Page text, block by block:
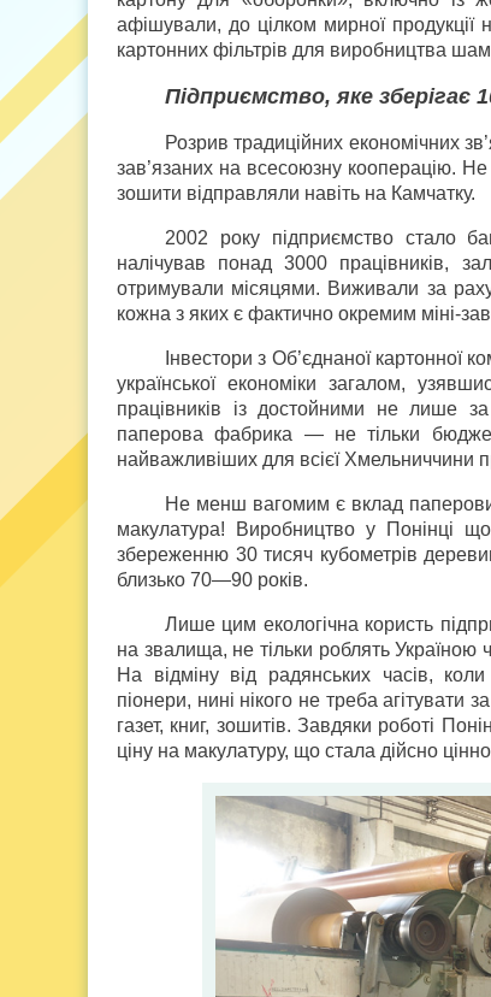
афішували, до цілком мирної
картонних фільтрів для виробництва
Підприємство, яке зберігає
Розрив традиційних економічних
зав’язаних на всесоюзну кооперацію.
зошити відправляли навіть на Камчатку.
2002 року підприємство стало
налічував понад 3000 працівників,
отримували місяцями. Виживали за
кожна з яких є фактично окремим міні-
Інвестори з Об’єднаної картонної
української економіки загалом,
працівників із достойними не лише
паперова фабрика — не тільки
найважливіших для всієї Хмельниччини
Не менш вагомим є вклад
макулатура! Виробництво у Понінці
збереженню 30 тисяч кубометрів
близько 70—90 років.
Лише цим екологічна користь
на звалища, не тільки роблять
На відміну від радянських часів,
піонери, нині нікого не треба
газет, книг, зошитів. Завдяки роботі
ціну на макулатуру, що стала дійсно